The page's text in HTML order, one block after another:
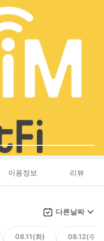
이용정보 리뷰
다른날짜
08.11(화) 08.12(수)